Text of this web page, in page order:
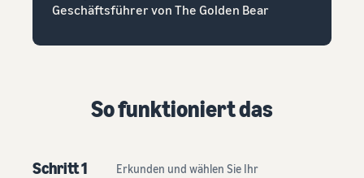
Geschäftsführer von The Golden Bear
So funktioniert das
Schritt 1
Erkunden und wählen Sie Ihr